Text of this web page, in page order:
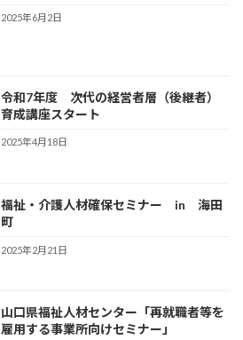
2025年6月2日
令和7年度 次代の経営者層（後継者）
育成講座スタート
2025年4月18日
福祉・介護人材確保セミナー in 海田
町
2025年2月21日
山口県福祉人材センター「再就職者等を
雇用する事業所向けセミナー」